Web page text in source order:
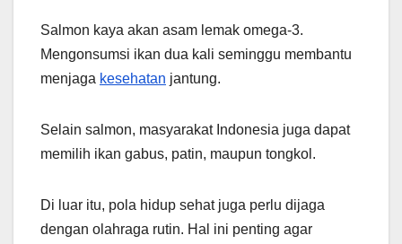
Salmon kaya akan asam lemak omega-3.
Mengonsumsi ikan dua kali seminggu membantu
menjaga kesehatan jantung.
Selain salmon, masyarakat Indonesia juga dapat
memilih ikan gabus, patin, maupun tongkol.
Di luar itu, pola hidup sehat juga perlu dijaga
dengan olahraga rutin. Hal ini penting agar